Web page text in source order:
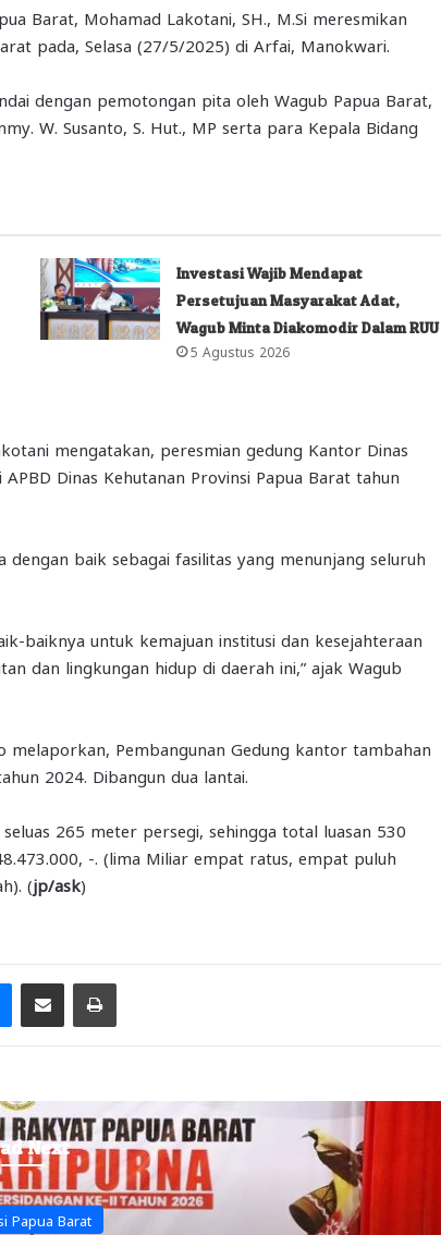
Barat, Mohamad Lakotani, SH., M.Si meresmikan
pada, Selasa (27/5/2025) di Arfai, Manokwari.
dengan pemotongan pita oleh Wagub Papua Barat,
W. Susanto, S. Hut., MP serta para Kepala Bidang
Investasi Wajib Mendapat
Persetujuan Masyarakat Adat,
Wagub Minta Diakomodir Dalam RUU
5 Agustus 2026
mengatakan, peresmian gedung Kantor Dinas
Dinas Kehutanan Provinsi Papua Barat tahun
baik sebagai fasilitas yang menunjang seluruh
baiknya untuk kemajuan institusi dan kesejahteraan
dan lingkungan hidup di daerah ini,” ajak Wagub
melaporkan, Pembangunan Gedung kantor tambahan
2024. Dibangun dua lantai.
265 meter persegi, sehingga total luasan 530
-. (lima Miliar empat ratus, empat puluh
(jp/ask)
Messenger
Share via Email Print
Next
Politik